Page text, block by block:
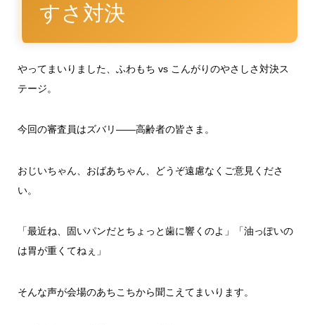
すさ対決
やってまいりました、ふわもち vs こんがりのやさしさ対決ス
テージ。
今回の審査員はズバリ――高齢者の皆さま。
おじいちゃん、おばあちゃん、どうぞ遠慮なくご意見くださ
い。
「最近ね、固いパンだとちょっと歯に響くのよ」「油っぽいの
は胃が重くてねぇ」
そんな声が会場のあちこちから聞こえてまいります。